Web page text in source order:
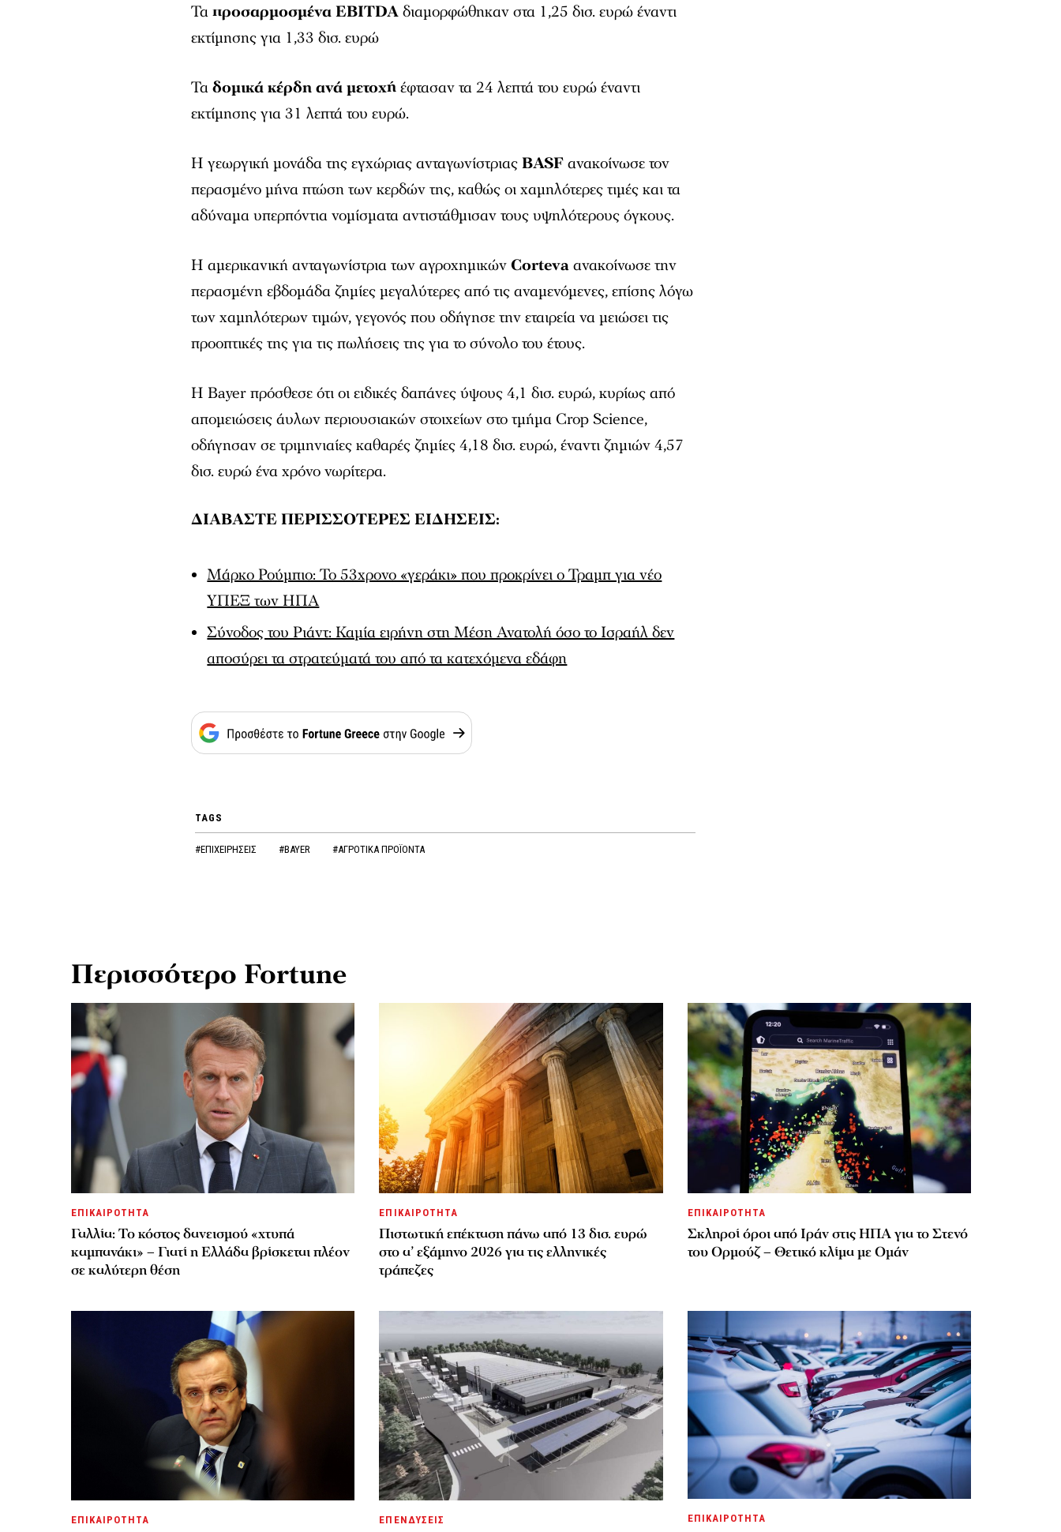
Ταπροσαρμοσμένα EBITDAδιαμορφώθηκαν στα 1,25 δισ. ευρώ έναντι
εκτίμησης για 1,33 δισ. ευρώ
Ταδομικά κέρδη ανά μετοχήέφτασαν τα 24 λεπτά του ευρώ έναντι
εκτίμησης για 31 λεπτά του ευρώ.
Η γεωργική μονάδα της εγχώριας ανταγωνίστριαςBASFανακοίνωσε τον
περασμένο μήνα πτώση των κερδών της, καθώς οι χαμηλότερες τιμές και τα
αδύναμα υπερπόντια νομίσματα αντιστάθμισαν τους υψηλότερους όγκους.
Η αμερικανική ανταγωνίστρια των αγροχημικώνCortevaανακοίνωσε την
περασμένη εβδομάδα ζημίες μεγαλύτερες από τις αναμενόμενες, επίσης λόγω
των χαμηλότερων τιμών, γεγονός που οδήγησε την εταιρεία να μειώσει τις
προοπτικές της για τις πωλήσεις της για το σύνολο του έτους.
Η Bayer πρόσθεσε ότι οι ειδικές δαπάνες ύψους 4,1 δισ. ευρώ, κυρίως από
απομειώσεις άυλων περιουσιακών στοιχείων στο τμήμα Crop Science,
οδήγησαν σε τριμηνιαίες καθαρές ζημίες 4,18 δισ. ευρώ, έναντι ζημιών 4,57
δισ. ευρώ ένα χρόνο νωρίτερα.
ΔΙΑΒΑΣΤΕ ΠΕΡΙΣΣΟΤΕΡΕΣ ΕΙΔΗΣΕΙΣ:
Μάρκο Ρούμπιο: Το 53χρονο «γεράκι» που προκρίνει ο Τραμπ για νέο
ΥΠΕΞ των ΗΠΑ
Σύνοδος του Ριάντ: Καμία ειρήνη στη Μέση Ανατολή όσο το Ισραήλ δεν
αποσύρει τα στρατεύματά του από τα κατεχόμενα εδάφη
TAGS
#ΕΠΙΧΕΙΡΗΣΕΙΣ #BAYER #ΑΓΡΟΤΙΚΑ ΠΡΟΪΟΝΤΑ
Περισσότερο Fortune
ΕΠΙΚΑΙΡΟΤΗΤΑ
Γαλλία: Το κόστος δανεισμού «χτυπά
καμπανάκι» – Γιατί η Ελλάδα βρίσκεται πλέον
σε καλύτερη θέση
ΕΠΙΚΑΙΡΟΤΗΤΑ
Πιστωτική επέκταση πάνω από 13 δισ. ευρώ
στο α’ εξάμηνο 2026 για τις ελληνικές
τράπεζες
ΕΠΙΚΑΙΡΟΤΗΤΑ
Σκληροί όροι από Ιράν στις ΗΠΑ για το Στενό
του Ορμούζ – Θετικό κλίμα με Ομάν
ΕΠΙΚΑΙΡΟΤΗΤΑ ΕΠΕΝΔΥΣΕΙΣ ΕΠΙΚΑΙΡΟΤΗΤΑ